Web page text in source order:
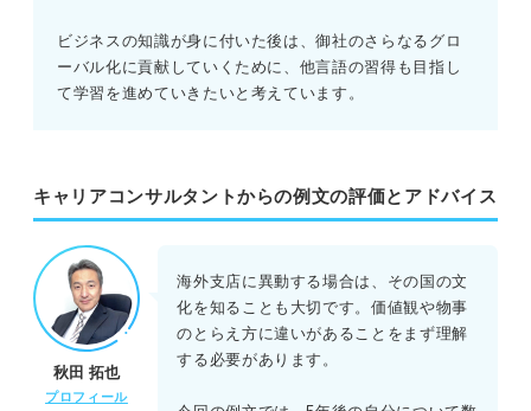
ビジネスの知識が身に付いた後は、御社のさらなるグロ
ーバル化に貢献していくために、他言語の習得も目指し
て学習を進めていきたいと考えています。
キャリアコンサルタントからの例文の評価とアドバイス
秋田 拓也
プロフィール
海外支店に異動する場合は、その国の文
化を知ることも大切です。価値観や物事
のとらえ方に違いがあることをまず理解
する必要があります。